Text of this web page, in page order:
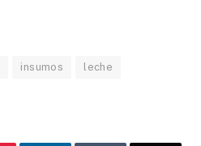
insumos leche